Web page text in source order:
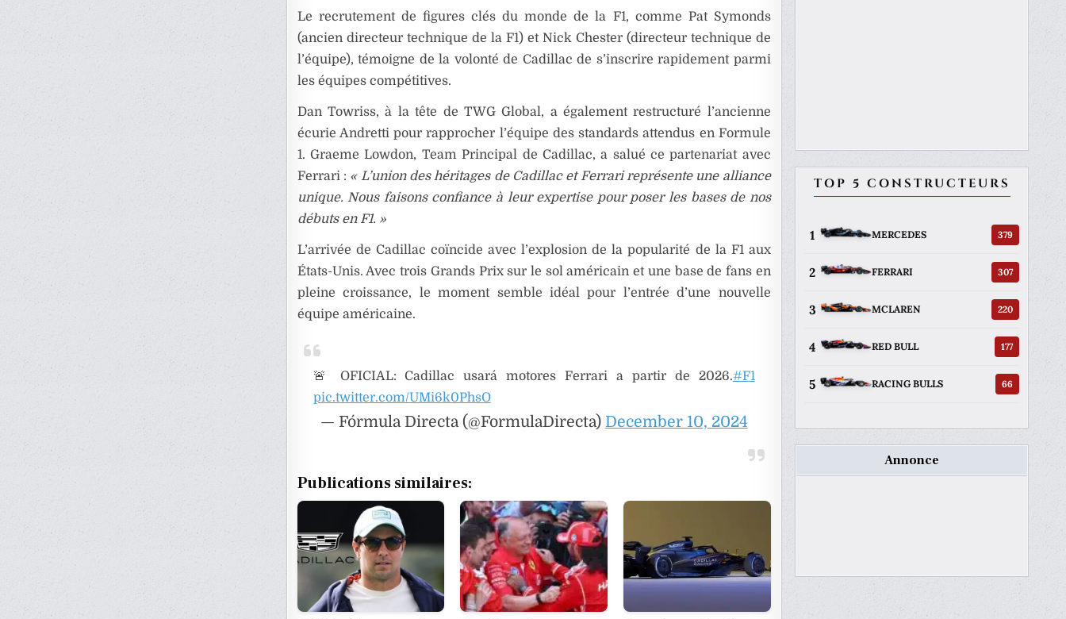
Le recrutement de figures clés du monde de la F1, comme Pat Symonds
(ancien directeur technique de la F1) et Nick Chester (directeur technique de
l’équipe), témoigne de la volonté de Cadillac de s’inscrire rapidement parmi
les équipes compétitives.
Dan Towriss, à la tête de TWG Global, a également restructuré l’ancienne
écurie Andretti pour rapprocher l’équipe des standards attendus en Formule
1. Graeme Lowdon, Team Principal de Cadillac, a salué ce partenariat avec
Ferrari : « L’union des héritages de Cadillac et Ferrari représente une alliance
unique. Nous faisons confiance à leur expertise pour poser les bases de nos
débuts en F1. »
L’arrivée de Cadillac coïncide avec l’explosion de la popularité de la F1 aux
États-Unis. Avec trois Grands Prix sur le sol américain et une base de fans en
pleine croissance, le moment semble idéal pour l’entrée d’une nouvelle
équipe américaine.
🚨 OFICIAL: Cadillac usará motores Ferrari a partir de 2026.#F1
pic.twitter.com/UMi6k0PhsO
— Fórmula Directa (@FormulaDirecta) December 10, 2024
Publications similaires:
TOP 5 CONSTRUCTEURS
1 MERCEDES 379
2 FERRARI 307
3 MCLAREN 220
4 RED BULL 177
5 RACING BULLS 66
Annonce